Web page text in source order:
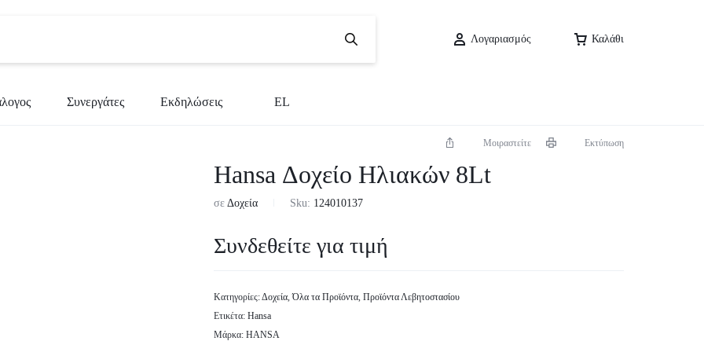
Λογαριασμός Καλάθι
Συνεργάτες Εκδηλώσεις EL
CS
EL
SL
Μοιραστείτε Εκτύπωση
Hansa Δοχείο Ηλιακών 8Lt
σεΔοχεία Sku: 124010137
Συνδεθείτε για τιμή
Κατηγορίες:Δοχεία,Όλα τα Προϊόντα,Προϊόντα Λεβητοστασίου
Ετικέτα:Hansa
Μάρκα:HANSA